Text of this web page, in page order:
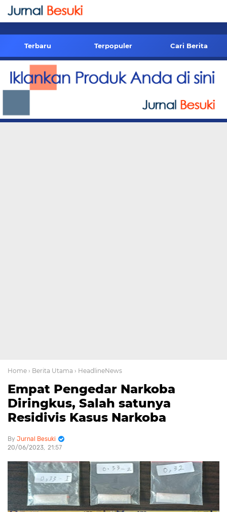
-->
Terbaru Terpopuler Cari Berita
Home › Berita Utama › HeadlineNews
Empat Pengedar Narkoba
Diringkus, Salah satunya
Residivis Kasus Narkoba
Jurnal Besuki
20/06/2023 21:57